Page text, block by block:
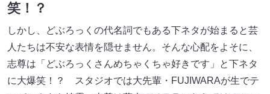
笑！？
しかし、どぶろっくの代名詞でもある下ネタが始まると芸
人たちは不安な表情を隠せません。そんな心配をよそに、
志尊は「どぶろっくさんめちゃくちゃ好きです」と下ネタ
に大爆笑！？ スタジオでは大先輩・FUJIWARAが生でテ